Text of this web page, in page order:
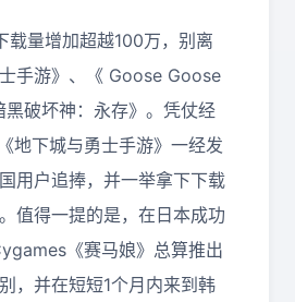
载量增加超越100万，别离
手游》、《 Goose Goose
破坏神：永存》。凭仗经
地下城与勇士手游》一经发
用户追捧，并一举拿下下载
值得一提的是，在日本成功
《赛马娘》总算推出
，并在短短1个月内来到韩